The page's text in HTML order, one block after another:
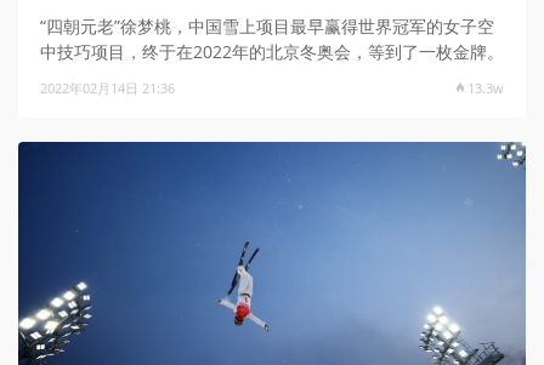
“四朝元老”徐梦桃，中国雪上项目最早赢得世界冠军的女子空
中技巧项目，终于在2022年的北京冬奥会，等到了一枚金牌。
2022年02月14日 21:36 13.3w